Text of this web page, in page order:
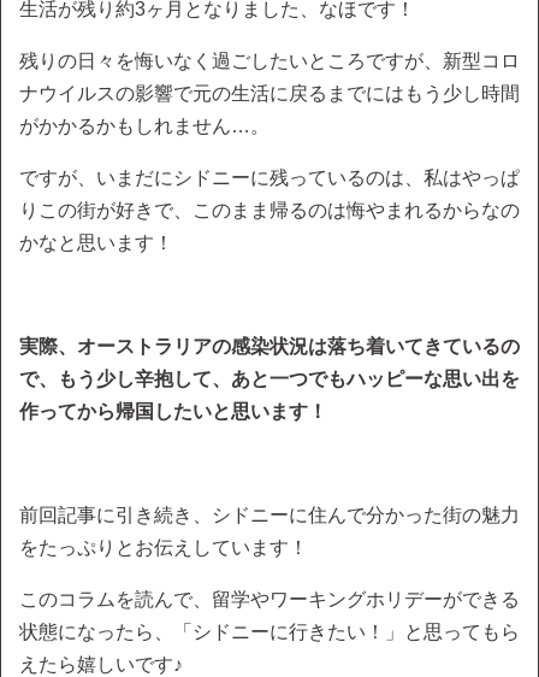
生活が残り約3ヶ月となりました、なほです！
残りの日々を悔いなく過ごしたいところですが、新型コロ
ナウイルスの影響で元の生活に戻るまでにはもう少し時間
がかかるかもしれません…。
ですが、いまだにシドニーに残っているのは、私はやっぱ
りこの街が好きで、このまま帰るのは悔やまれるからなの
かなと思います！
実際、オーストラリアの感染状況は落ち着いてきているの
で、もう少し辛抱して、あと一つでもハッピーな思い出を
作ってから帰国したいと思います！
前回記事に引き続き、シドニーに住んで分かった街の魅力
をたっぷりとお伝えしています！
このコラムを読んで、留学やワーキングホリデーができる
状態になったら、「シドニーに行きたい！」と思ってもら
えたら嬉しいです♪